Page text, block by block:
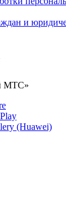
и
МТС»